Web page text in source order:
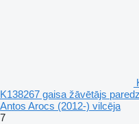
K138267 gaisa žāvētājs
Antos Arocs (2012-) vilcēja
7